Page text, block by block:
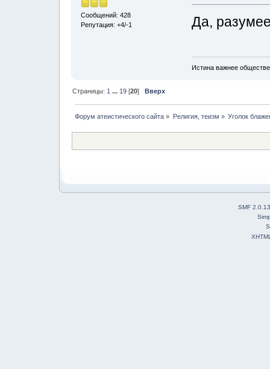
Сообщений: 428
Репутация: +4/-1
Да,
Истина важнее
Страницы: 1 ... 19 [20] Вверх
Форум атеистического сайта » Религия, теизм » Уголок
SMF 2.0.13